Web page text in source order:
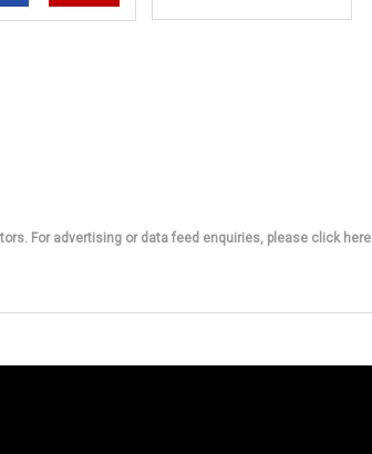
For advertising or data feed enquiries, please click here